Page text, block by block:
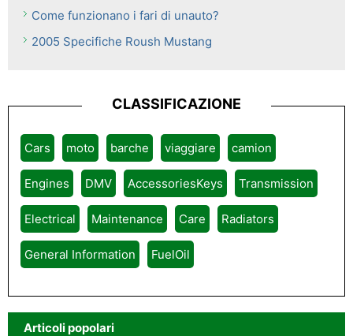
Come funzionano i fari di unauto?
2005 Specifiche Roush Mustang
CLASSIFICAZIONE
Cars moto barche viaggiare camion
Engines DMV AccessoriesKeys Transmission
Electrical Maintenance Care Radiators
General Information FuelOil
Articoli popolari